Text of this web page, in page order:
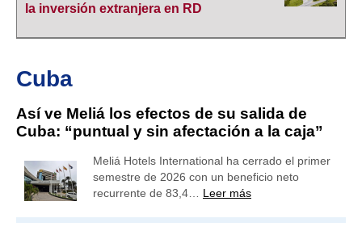
la inversión extranjera en RD
Cuba
Así ve Meliá los efectos de su salida de
Cuba: “puntual y sin afectación a la caja”
Meliá Hotels International ha cerrado el primer
semestre de 2026 con un beneficio neto
recurrente de 83,4… Leer más